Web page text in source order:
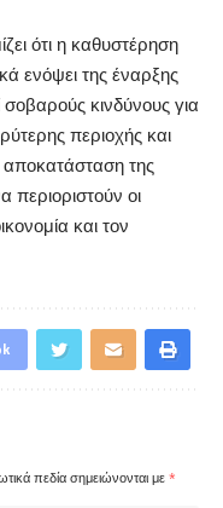
ότι η καθυστέρηση
ενόψει της έναρξης
σοβαρούς κινδύνους για
περιοχής και
αποκατάσταση της
περιοριστούν οι
και τον
πεδία σημειώνονται με *